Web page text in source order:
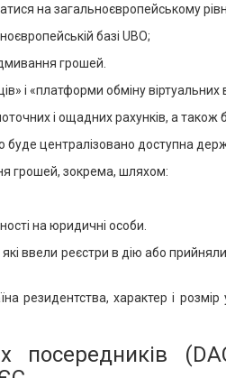
на загальноєвропейському
базі UBO;
грошей.
і «платформи обміну віртуальних
і ощадних рахунків, а також
централізовано доступна
грошей, зокрема, шляхом:
на юридичні особи.
ввели реєстри в дію або
характер і розмір
посередників